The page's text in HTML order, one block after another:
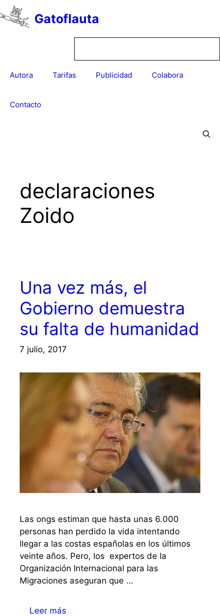
Saltar
al
contenido
Gatoflauta
Autora Tarifas Publicidad Colabora
Contacto
declaraciones
Zoido
Una vez más, el
Gobierno demuestra
su falta de humanidad
7 julio, 2017
Las ongs estiman que hasta unas 6.000
personas han perdido la vida intentando
llegar a las costas españolas en los últimos
veinte años. Pero, los expertos de la
Organización Internacional para las
Migraciones aseguran que …
Leer más